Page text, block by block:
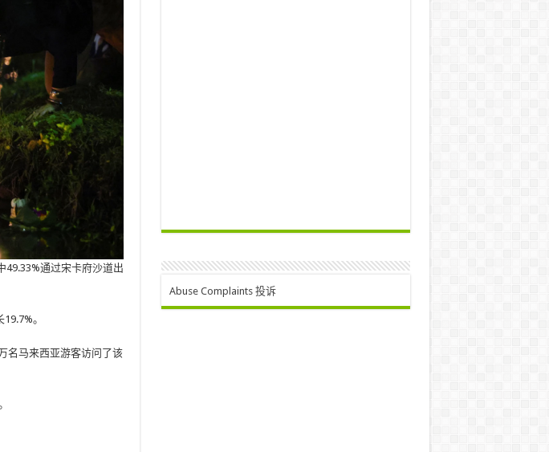
49.33%通过宋卡府沙道出
。
名马来西亚游客访问了该
Abuse Complaints 投诉